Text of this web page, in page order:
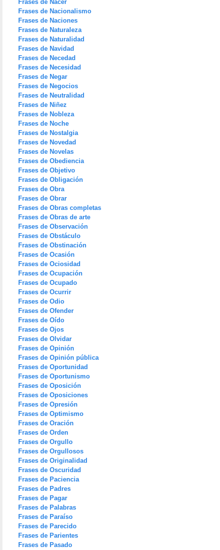
Frases de Nacer
Frases de Nacionalismo
Frases de Naciones
Frases de Naturaleza
Frases de Naturalidad
Frases de Navidad
Frases de Necedad
Frases de Necesidad
Frases de Negar
Frases de Negocios
Frases de Neutralidad
Frases de Niñez
Frases de Nobleza
Frases de Noche
Frases de Nostalgia
Frases de Novedad
Frases de Novelas
Frases de Obediencia
Frases de Objetivo
Frases de Obligación
Frases de Obra
Frases de Obrar
Frases de Obras completas
Frases de Obras de arte
Frases de Observación
Frases de Obstáculo
Frases de Obstinación
Frases de Ocasión
Frases de Ociosidad
Frases de Ocupación
Frases de Ocupado
Frases de Ocurrir
Frases de Odio
Frases de Ofender
Frases de Oído
Frases de Ojos
Frases de Olvidar
Frases de Opinión
Frases de Opinión pública
Frases de Oportunidad
Frases de Oportunismo
Frases de Oposición
Frases de Oposiciones
Frases de Opresión
Frases de Optimismo
Frases de Oración
Frases de Orden
Frases de Orgullo
Frases de Orgullosos
Frases de Originalidad
Frases de Oscuridad
Frases de Paciencia
Frases de Padres
Frases de Pagar
Frases de Palabras
Frases de Paraíso
Frases de Parecido
Frases de Parientes
Frases de Pasado